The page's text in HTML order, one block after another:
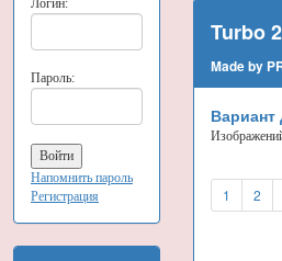
Логин:
Пароль:
Напомнить пароль
Регистрация
Turbo
Made by
Вариант
1 2